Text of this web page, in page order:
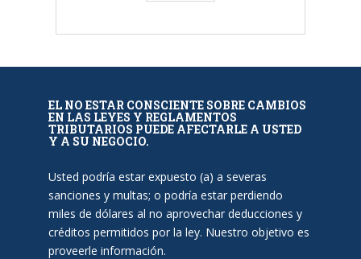
EL NO ESTAR CONSCIENTE SOBRE CAMBIOS
EN LAS LEYES Y REGLAMENTOS
TRIBUTARIOS PUEDE AFECTARLE A USTED
Y A SU NEGOCIO.
Usted podría estar expuesto (a) a severas
sanciones y multas; o podría estar perdiendo
miles de dólares al no aprovechar deducciones y
créditos permitidos por la ley. Nuestro objetivo es
proveerle información.